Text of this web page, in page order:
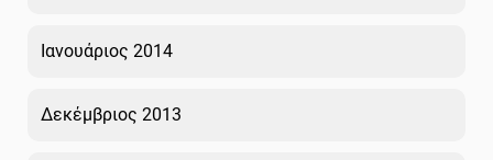
Ιανουάριος 2014
Δεκέμβριος 2013